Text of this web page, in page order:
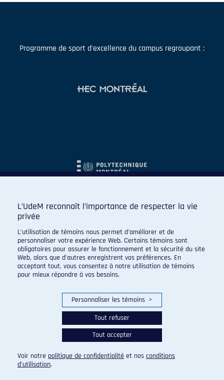
Programme de sport d'excellence du campus regroupant :
© 2026 Carabins de l'Université de Montréal. Tous droits
réservés.
Paramètres des témoins
L’UdeM reconnaît l’importance de respecter la vie
privée
L’utilisation de témoins nous permet d’améliorer et de
personnaliser votre expérience Web. Certains témoins sont
obligatoires pour assurer le fonctionnement et la sécurité du site
Web, alors que d’autres enregistrent vos préférences. En
acceptant tout, vous consentez à notre utilisation de témoins
pour mieux répondre à vos besoins.
Personnaliser les témoins >
Tout refuser
Tout accepter
Voir notre politique de confidentialité et nos conditions
d’utilisation.